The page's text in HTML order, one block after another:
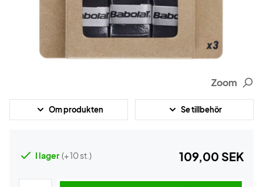
Zoom
Om produkten Se tillbehör
I lager (+ 10 st.) 109,00 SEK